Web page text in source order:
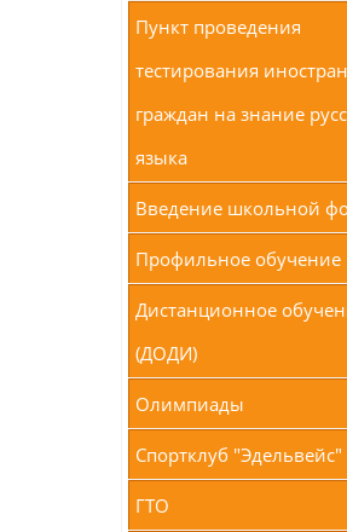
Пункт проведения
тестирования
граждан на знание
языка
Введение школьной
Профильное обучение
Дистанционное
(ДОДИ)
Олимпиады
Спортклуб "Эдельвейс"
ГТО